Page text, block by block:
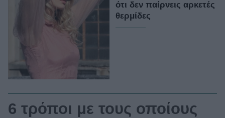
ότι δεν παίρνεις αρκετές
θερμίδες
6 τρόποι με τους οποίους